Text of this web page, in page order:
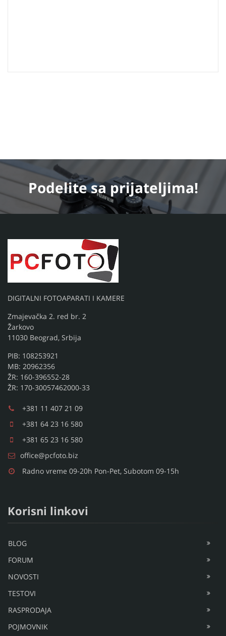
Podelitesa prijateljima!
DIGITALNI FOTOAPARATI I KAMERE
Zmajevačka 2. red br. 2
Žarkovo
11030 Beograd, Srbija
PIB: 108253921
MB: 20962356
ŽR: 160-396552-28
ŽR: 170-30057462000-33
+381 11 407 21 09
+381 64 23 16 580
+381 65 23 16 580
office@pcfoto.biz
Radno vreme 09-20h Pon-Pet, Subotom 09-15h
Korisni linkovi
BLOG
FORUM
NOVOSTI
TESTOVI
RASPRODAJA
POJMOVNIK